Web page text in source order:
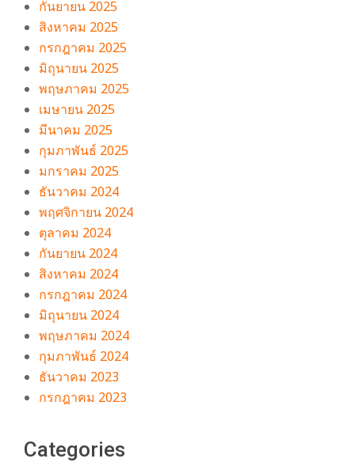
กันยายน 2025
สิงหาคม 2025
กรกฎาคม 2025
มิถุนายน 2025
พฤษภาคม 2025
เมษายน 2025
มีนาคม 2025
กุมภาพันธ์ 2025
มกราคม 2025
ธันวาคม 2024
พฤศจิกายน 2024
ตุลาคม 2024
กันยายน 2024
สิงหาคม 2024
กรกฎาคม 2024
มิถุนายน 2024
พฤษภาคม 2024
กุมภาพันธ์ 2024
ธันวาคม 2023
กรกฎาคม 2023
Categories